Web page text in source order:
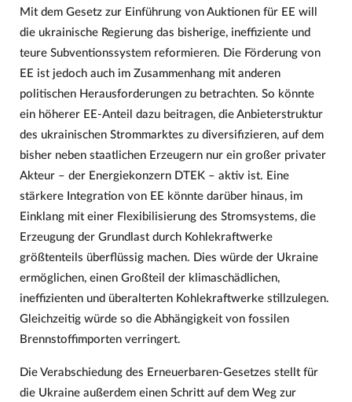
Mit dem Gesetz zur Einführung von Auktionen für EE will
die ukrainische Regierung das bisherige, ineffiziente und
teure Subventionssystem reformieren. Die Förderung von
EE ist jedoch auch im Zusammenhang mit anderen
politischen Herausforderungen zu betrachten. So könnte
ein höherer EE-Anteil dazu beitragen, die Anbieterstruktur
des ukrainischen Strommarktes zu diversifizieren, auf dem
bisher neben staatlichen Erzeugern nur ein großer privater
Akteur – der Energiekonzern DTEK – aktiv ist. Eine
stärkere Integration von EE könnte darüber hinaus, im
Einklang mit einer Flexibilisierung des Stromsystems, die
Erzeugung der Grundlast durch Kohlekraftwerke
größtenteils überflüssig machen. Dies würde der Ukraine
ermöglichen, einen Großteil der klimaschädlichen,
ineffizienten und überalterten Kohlekraftwerke stillzulegen.
Gleichzeitig würde so die Abhängigkeit von fossilen
Brennstoffimporten verringert.
Die Verabschiedung des Erneuerbaren-Gesetzes stellt für
die Ukraine außerdem einen Schritt auf dem Weg zur